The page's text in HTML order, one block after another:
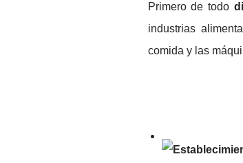
Primero de todo
industrias
comida y las